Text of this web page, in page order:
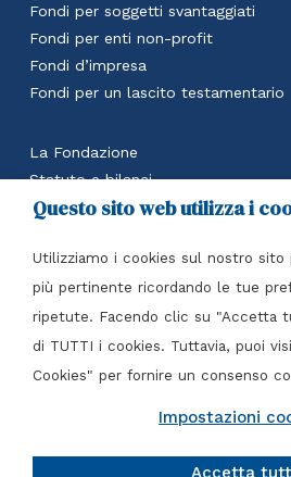
Fondi per soggetti svantaggiati
Fondi per enti non-profit
Fondi d’impresa
Fondi per un lascito testamentario
La Fondazione
Statuto e bilanci
Calcola il beneficio fiscale
Contatti
Fondazione Italia per il Dono
Piazza Tre Torri, 3 – 20145 Milano (MI)
Tel+39 02 7216 4417
Questo sito web utilizza i
Utilizziamo i cookies sul nostro
più pertinente ricordando le tue
ripetute. Facendo clic su "Accetta
di TUTTI i cookies. Tuttavia, puoi
Cookies" per fornire un consenso
Impostazioni
Accetta